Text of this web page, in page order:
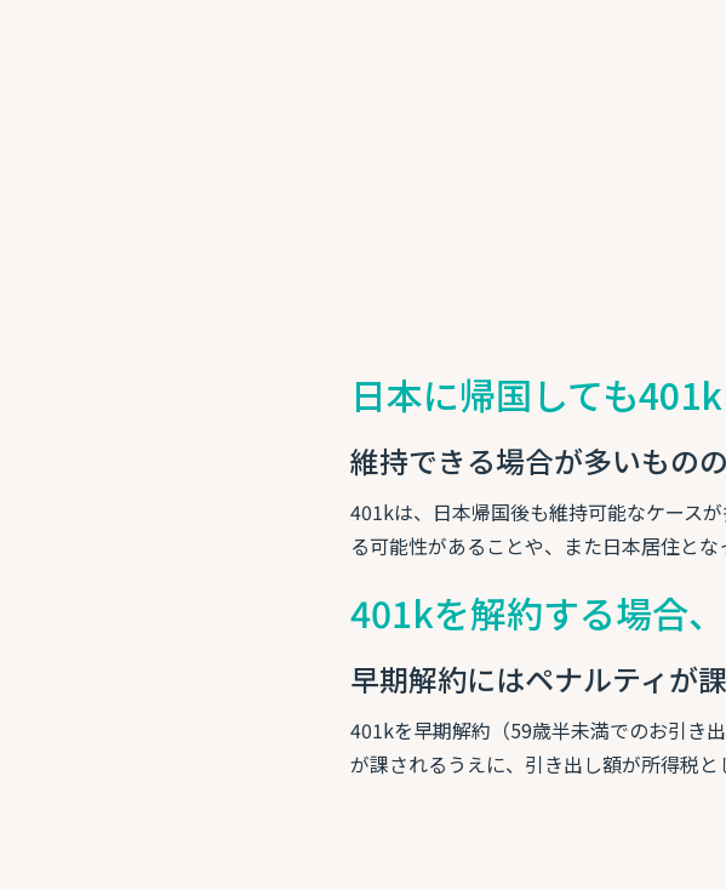
日本に帰国しても
維持できる場合が多いもの
401kは、日本帰国後も維持可能なケース
る可能性があることや、また日本居住と
401kを解約する場合
早期解約にはペナルティが
401kを早期解約（59歳半未満でのお引き
が課されるうえに、引き出し額が所得税と